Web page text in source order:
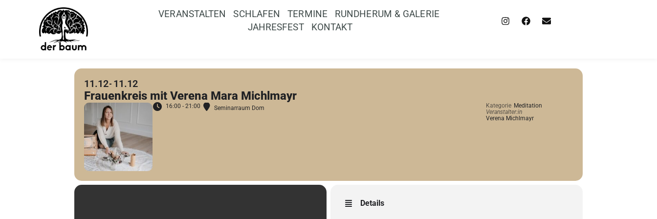
VERANSTALTEN SCHLAFEN TERMINE
RUNDHERUM & GALERIE
JAHRESFEST
KONTAKT
11.12 11.12
Frauenkreis mit Verena Mara Michlmayr
16:00 - 21:00 Seminarraum Dom Kategorie Meditation
Veranstalter:in
Verena Michlmayr
Details